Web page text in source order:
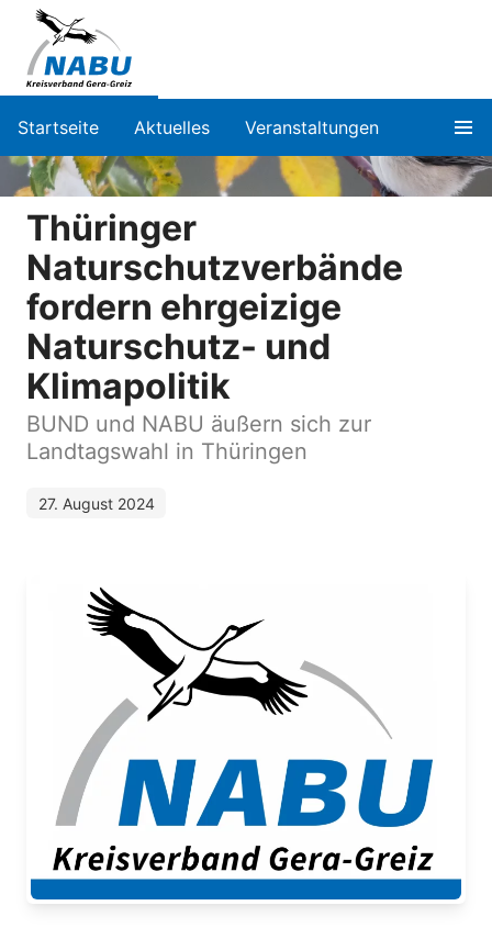
Startseite Aktuelles Veranstaltungen
Thüringer
Naturschutzverbände
fordern ehrgeizige
Naturschutz- und
Klimapolitik
BUND und NABU äußern sich zur
Landtagswahl in Thüringen
27. August 2024